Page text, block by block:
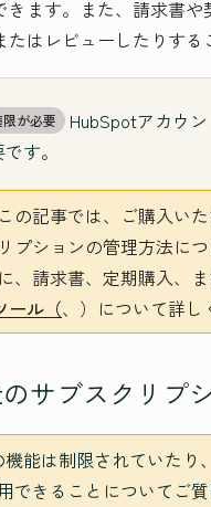
きます。また、請求書
たはレビューしたりする
が必要 HubSpotアカウ
す。
この記事では、ご購入い
プションの管理方法に
、請求書、定期購入、
ール（、 ）について詳し
サブスクリプ
機能は制限されていたり
できることについてご